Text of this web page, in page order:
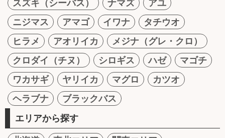
スズキ（シーバス）
ナマズ
アユ
ニジマス
アマゴ イワナ
タチウオ
ヒラメ
アオリイカ
メジナ（グレ・クロ）
クロダイ（チヌ）
シロギス ハゼ
マゴチ
ワカサギ
ヤリイカ マグロ
カツオ
ヘラブナ
ブラックバス
エリアから探す